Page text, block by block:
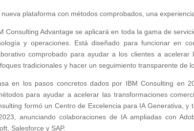
plataforma con métodos comprobados, una
Consulting Advantage se aplicará en toda la gama de
y operaciones. Está diseñado para funcionar en
comprobado para ayudar a los clientes a
tradicionales y hacer un seguimiento transparente de
en los pasos concretos dados por IBM Consulting en
para ayudar a acelerar las transformaciones
formó un Centro de Excelencia para IA Generativa,
anunciando colaboraciones de IA ampliadas con
Salesforce y SAP.